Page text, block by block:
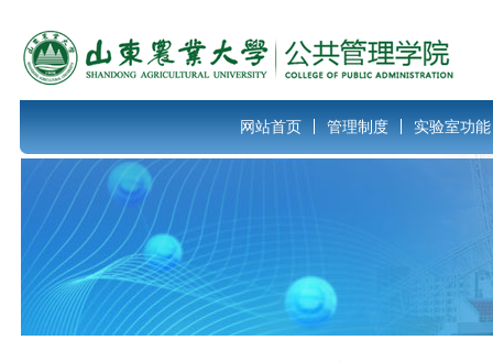
网站首页 管理制度 实验室功能